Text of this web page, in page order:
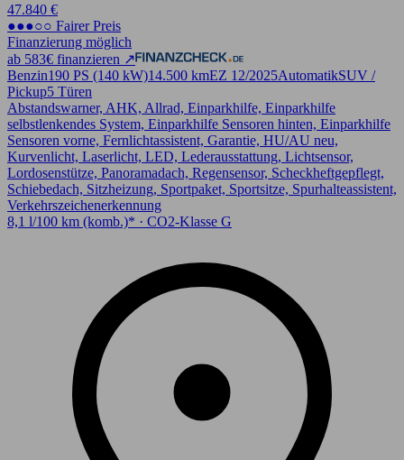
47.840 €
●●●○○ Fairer Preis
Finanzierung möglich
ab 583€ finanzieren ↗
Benzin190 PS (140 kW)14.500 kmEZ 12/2025AutomatikSUV /
Pickup5 Türen
Abstandswarner, AHK, Allrad, Einparkhilfe, Einparkhilfe
selbstlenkendes System, Einparkhilfe Sensoren hinten, Einparkhilfe
Sensoren vorne, Fernlichtassistent, Garantie, HU/AU neu,
Kurvenlicht, Laserlicht, LED, Lederausstattung, Lichtsensor,
Lordosenstütze, Panoramadach, Regensensor, Scheckheftgepflegt,
Schiebedach, Sitzheizung, Sportpaket, Sportsitze, Spurhalteassistent,
Verkehrszeichenerkennung
8,1 l/100 km (komb.)* · CO2-Klasse G